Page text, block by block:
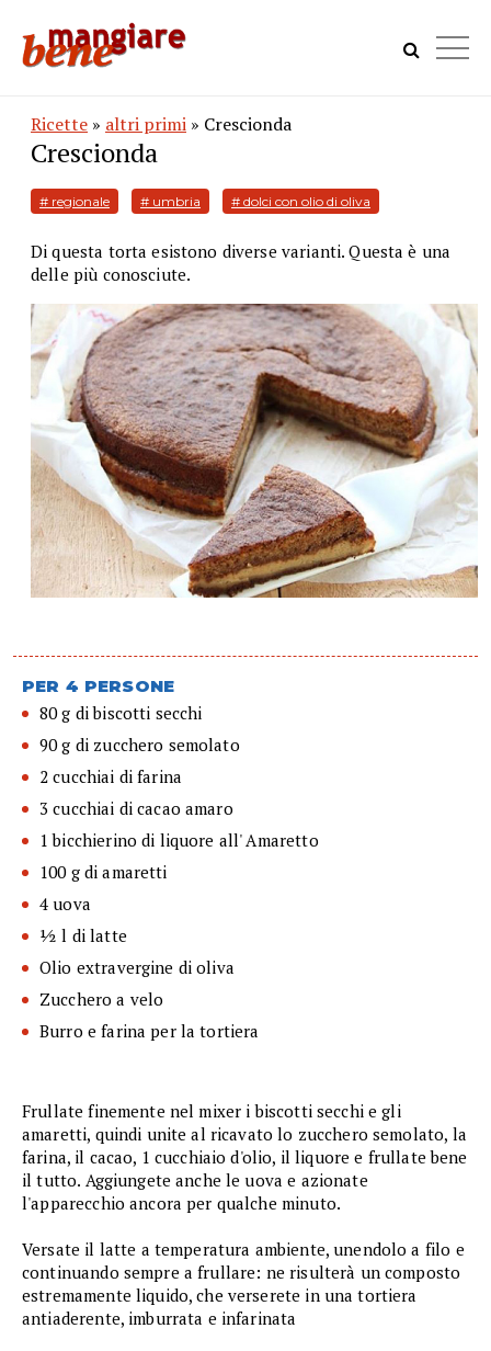
Ricette » altri primi » Crescionda
Crescionda
# regionale # umbria # dolci con olio di oliva
Di questa torta esistono diverse varianti. Questa è una
delle più conosciute.
PER 4 PERSONE
80 g di biscotti secchi
90 g di zucchero semolato
2 cucchiai di farina
3 cucchiai di cacao amaro
1 bicchierino di liquore all' Amaretto
100 g di amaretti
4 uova
½ l di latte
Olio extravergine di oliva
Zucchero a velo
Burro e farina per la tortiera
Frullate finemente nel mixer i biscotti secchi e gli
amaretti, quindi unite al ricavato lo zucchero semolato, la
farina, il cacao, 1 cucchiaio d'olio, il liquore e frullate bene
il tutto. Aggiungete anche le uova e azionate
l'apparecchio ancora per qualche minuto.
Versate il latte a temperatura ambiente, unendolo a filo e
continuando sempre a frullare: ne risulterà un composto
estremamente liquido, che verserete in una tortiera
antiaderente, imburrata e infarinata